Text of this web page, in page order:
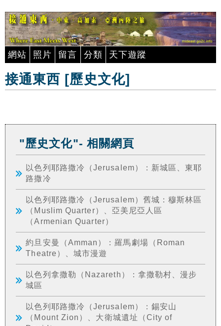
網站 照片 留言 分類 天下遊蹤
接通東西 [歷史文化]
"歷史文化"- 相關網頁
以色列耶路撒冷（Jerusalem）：新城區、東耶
路撒冷
以色列耶路撒冷（Jerusalem）舊城：穆斯林區
（Muslim Quarter）、亞美尼亞人區
（Armenian Quarter）
約旦安曼（Amman）：羅馬劇場（Roman
Theatre）、城市漫遊
以色列拿撒勒（Nazareth）：拿撒勒村、漫步
城區
以色列耶路撒冷（Jerusalem）：錫安山
（Mount Zion）、大衛城遺址（City of